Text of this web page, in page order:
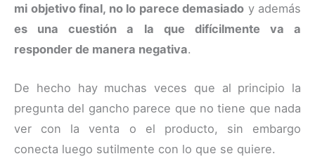
mi objetivo final, no lo parece demasiado y además
es una cuestión a la que difícilmente va a
responder de manera negativa.
De hecho hay muchas veces que al principio la
pregunta del gancho parece que no tiene que nada
ver con la venta o el producto, sin embargo
conecta luego sutilmente con lo que se quiere.